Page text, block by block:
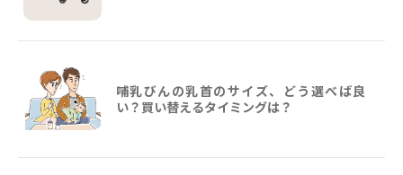
哺乳びんの乳首のサイズ、どう選べば良
い？買い替えるタイミングは？